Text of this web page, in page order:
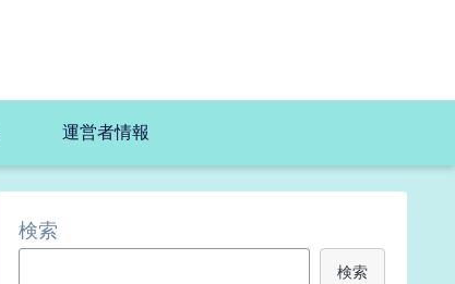
運営者情報
検索
検索